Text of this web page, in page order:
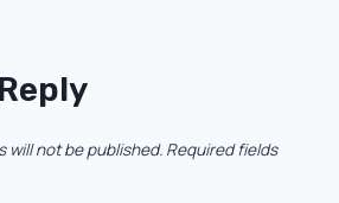
will not be published. Required fields